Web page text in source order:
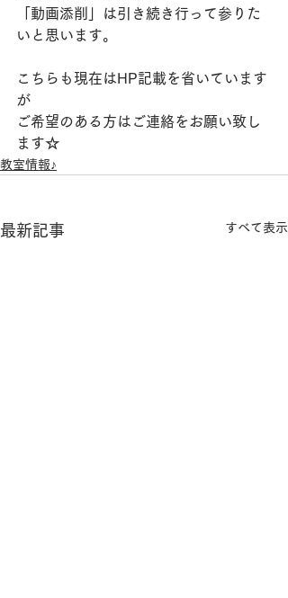
「動画添削」は引き続き行って参りた
いと思います。
こちらも現在はHP記載を省いています
が
ご希望のある方はご連絡をお願い致し
ます☆
教室情報♪
最新記事 すべて表示